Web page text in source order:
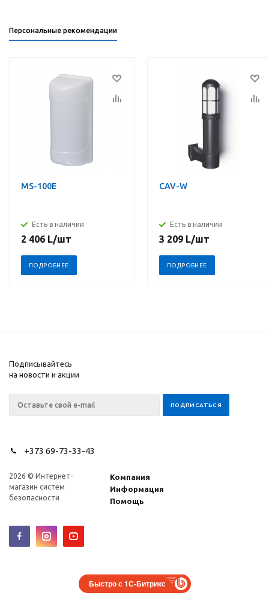
Персональные рекомендации
MS-100E
Есть в наличии
2 406 L/шт
ПОДРОБНЕЕ
CAV-W
Есть в наличии
3 209 L/шт
ПОДРОБНЕЕ
Подписывайтесь
на новости и акции
+373 69-73-33-43
2026 © Интернет-
магазин систем
безопасности
Компания
Информация
Помощь
Быстро с 1С-Битрикс